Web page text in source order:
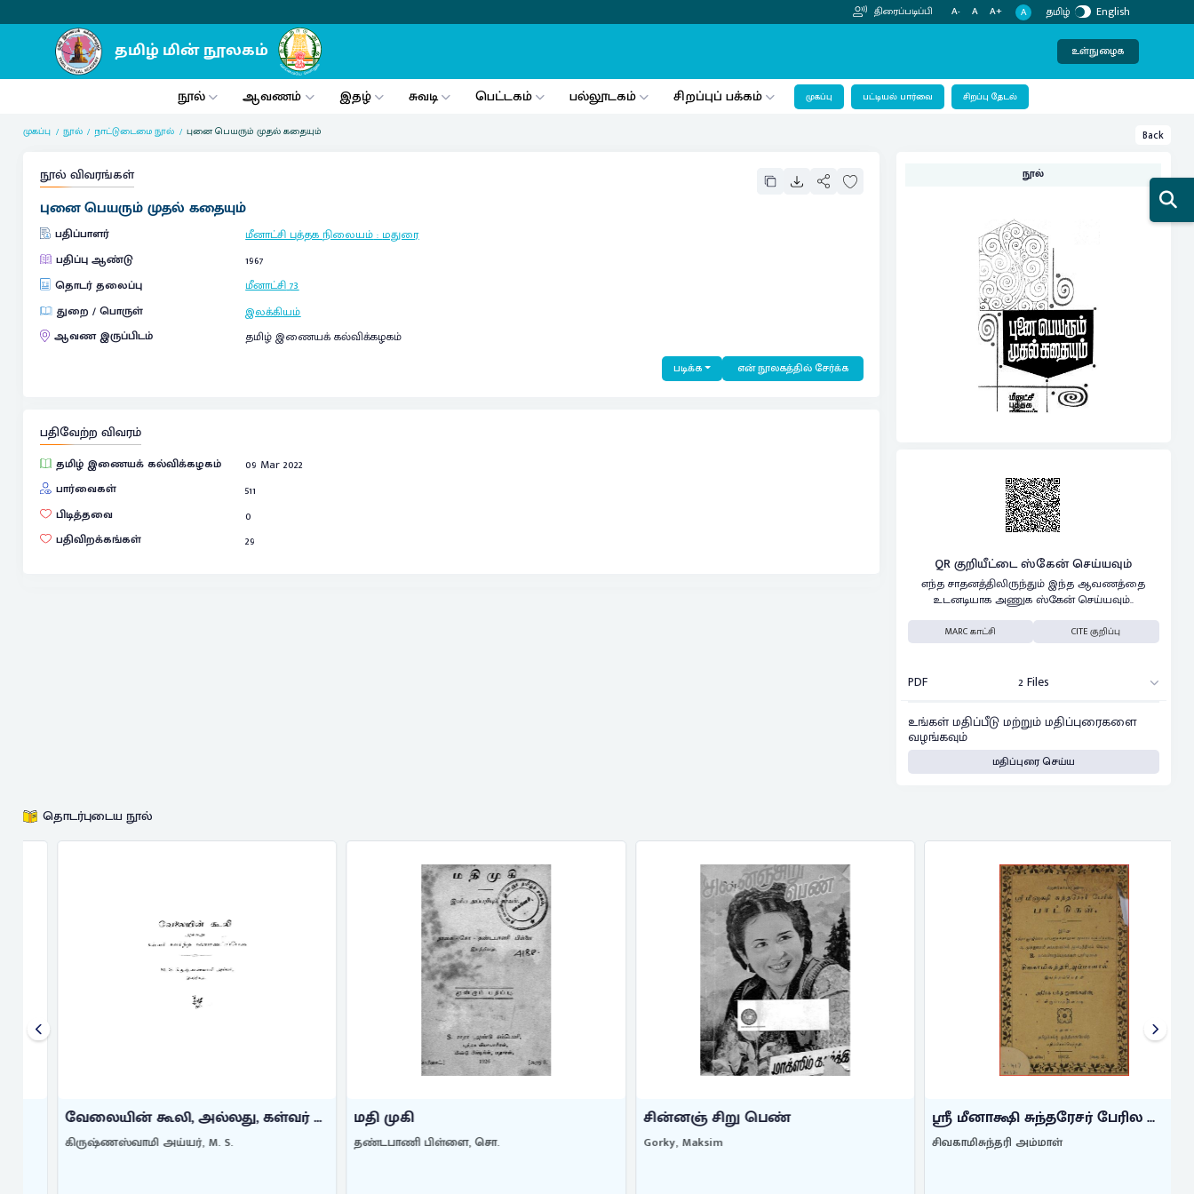
திரைப்படிப்பி A- A A+ A தமிழ் English
உள்நுழைக
நூல் ஆவணம் இதழ் சுவடி பெட்டகம் பல்லூடகம் சிறப்புப் பக்கம் முகப்பு பட்டியல் பார்வை சிறப்பு தேடல்
முகப்பு நூல் நாட்டுடைமை நூல் புனை பெயரும் முதல் கதையும் Back
நூல் விவரங்கள்
புனை பெயரும் முதல் கதையும்
பதிப்பாளர் மீனாட்சி புத்தக நிலையம்:மதுரை
பதிப்பு ஆண்டு
1967
தொடர் தலைப்பு
மீனாட்சி73
துறை / பொருள்
இலக்கியம்
ஆவண இருப்பிடம்
தமிழ் இணையக் கல்விக்கழகம்
படிக்க என் நூலகத்தில் சேர்க்க
பதிவேற்ற விவரம்
தமிழ் இணையக் கல்விக்கழகம்
09 Mar 2022
பார்வைகள்
511
பிடித்தவை
0
பதிவிறக்கங்கள்
29
நூல்
QR குறியீட்டை ஸ்கேன் செய்யவும்
எந்த சாதனத்திலிருந்தும் இந்த ஆவணத்தை
உடனடியாக அணுக ஸ்கேன் செய்யவும்..
MARC காட்சி CITE குறிப்பு
PDF 2 Files
உங்கள் மதிப்பீடு மற்றும் மதிப்புரைகளை
வழங்கவும்
மதிப்புரை செய்ய
தொடர்புடைய நூல்
வேலையின் கூலி, அல்லது, கள்வர் ...
கிருஷ்ணஸ்வாமி அய்யர், M. S.
மதி முகி
தண்டபாணி பிள்ளை, சொ.
சின்னஞ் சிறு பெண்
Gorky, Maksim
ஸ்ரீ மீனாக்ஷி சுந்தரேசர் பேரில ...
சிவகாமிசுந்தரி அம்மாள்